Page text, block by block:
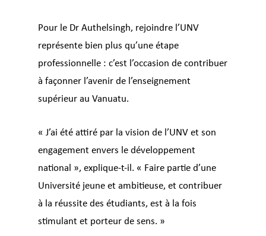
Pour le Dr Authelsingh, rejoindre l’UNV
représente bien plus qu’une étape
professionnelle : c’est l’occasion de contribuer
à façonner l’avenir de l’enseignement
supérieur au Vanuatu.
« J’ai été attiré par la vision de l’UNV et son
engagement envers le développement
national », explique-t-il. « Faire partie d’une
Université jeune et ambitieuse, et contribuer
à la réussite des étudiants, est à la fois
stimulant et porteur de sens. »